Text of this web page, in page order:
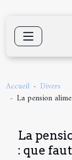
Accueil
Divers
La pension
La
: que